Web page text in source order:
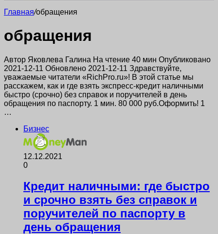
Главная/обращения
обращения
Автор Яковлева Галина На чтение 40 мин Опубликовано
2021-12-11 Обновлено 2021-12-11 Здравствуйте,
уважаемые читатели «RichPro.ru»! В этой статье мы
расскажем, как и где взять экспресс-кредит наличными
быстро (срочно) без справок и поручителей в день
обращения по паспорту. 1 мин. 80 000 руб.Оформить! 1
…
Бизнес
12.12.2021
0
Кредит наличными: где быстро
и срочно взять без справок и
поручителей по паспорту в
день обращения